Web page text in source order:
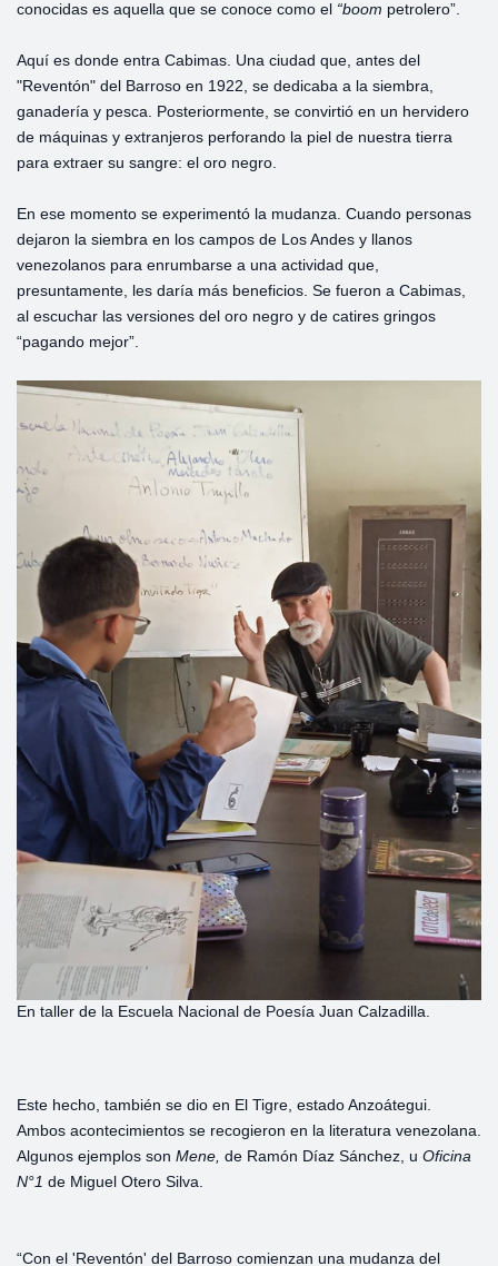
conocidas es aquella que se conoce como el “boom petrolero”.
Aquí es donde entra Cabimas. Una ciudad que, antes del
"Reventón" del Barroso en 1922, se dedicaba a la siembra,
ganadería y pesca. Posteriormente, se convirtió en un hervidero
de máquinas y extranjeros perforando la piel de nuestra tierra
para extraer su sangre: el oro negro.
En ese momento se experimentó la mudanza. Cuando personas
dejaron la siembra en los campos de Los Andes y llanos
venezolanos para enrumbarse a una actividad que,
presuntamente, les daría más beneficios. Se fueron a Cabimas,
al escuchar las versiones del oro negro y de catires gringos
“pagando mejor”.
En taller de la Escuela Nacional de Poesía Juan Calzadilla.
Este hecho, también se dio en El Tigre, estado Anzoátegui.
Ambos acontecimientos se recogieron en la literatura venezolana.
Algunos ejemplos son Mene, de Ramón Díaz Sánchez, u Oficina
N°1 de Miguel Otero Silva.
“Con el 'Reventón' del Barroso comienzan una mudanza del